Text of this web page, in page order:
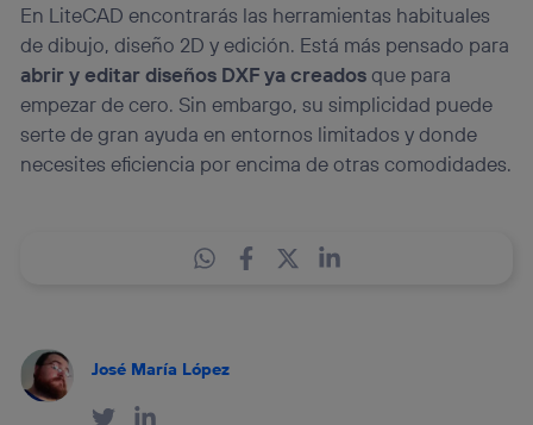
En LiteCAD encontrarás las herramientas habituales
de dibujo, diseño 2D y edición. Está más pensado para
abrir y editar diseños DXF ya creadosque para
empezar de cero. Sin embargo, su simplicidad puede
serte de gran ayuda en entornos limitados y donde
necesites eficiencia por encima de otras comodidades.
José María López